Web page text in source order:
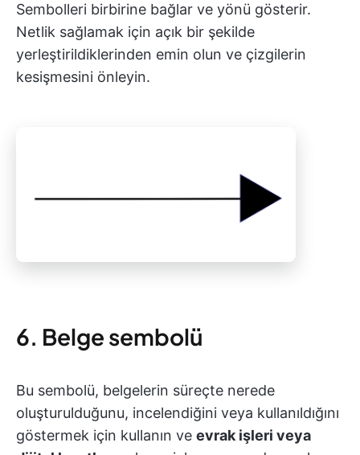
Sembolleri birbirine bağlar ve yönü gösterir.
Netlik sağlamak için açık bir şekilde
yerleştirildiklerinden emin olun ve çizgilerin
kesişmesini önleyin.
6. Belge sembolü
Bu sembolü, belgelerin süreçte nerede
oluşturulduğunu, incelendiğini veya kullanıldığını
göstermek için kullanın ve evrak işleri veya